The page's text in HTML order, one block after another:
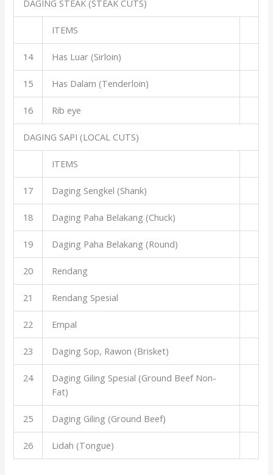
DAGING STEAK (STEAK CUTS)
ITEMS
14 Has Luar (Sirloin)
15 Has Dalam (Tenderloin)
16 Rib eye
DAGING SAPI (LOCAL CUTS)
ITEMS
17 Daging Sengkel (Shank)
18 Daging Paha Belakang (Chuck)
19 Daging Paha Belakang (Round)
20 Rendang
21 Rendang Spesial
22 Empal
23 Daging Sop, Rawon (Brisket)
24
Daging Giling Spesial (Ground Beef Non-
Fat)
25 Daging Giling (Ground Beef)
26 Lidah (Tongue)